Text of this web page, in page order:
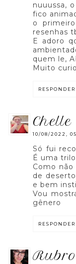
nuuussa,
fico
o
resenhas
E adoro
quem le,
Muito
RESPONDER
chelle
10/08/2022,
Só fui
É uma
Como
de
e bem
Vou
gênero
RESPONDER